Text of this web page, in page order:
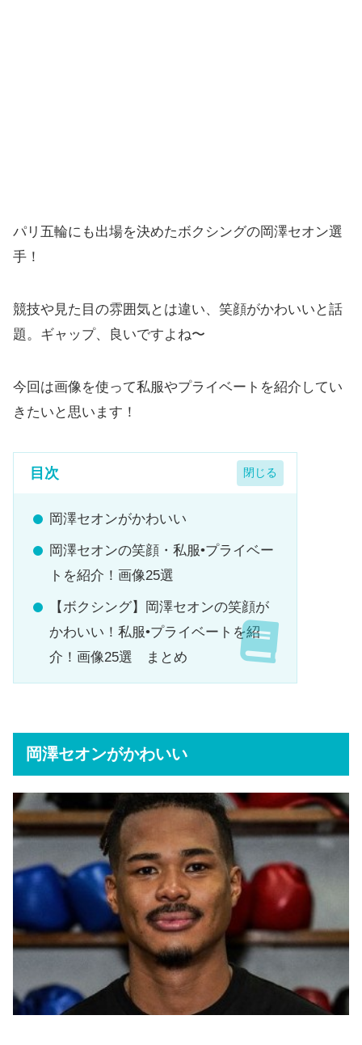
パリ五輪にも出場を決めたボクシングの岡澤セオン選
手！
競技や見た目の雰囲気とは違い、笑顔がかわいいと話
題。ギャップ、良いですよね〜
今回は画像を使って私服やプライベートを紹介してい
きたいと思います！
目次
岡澤セオンがかわいい
岡澤セオンの笑顔・私服•プライベー
トを紹介！画像25選
【ボクシング】岡澤セオンの笑顔が
かわいい！私服•プライベートを紹
介！画像25選 まとめ
岡澤セオンがかわいい